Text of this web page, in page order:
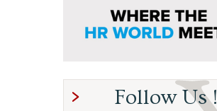
Follow Us !